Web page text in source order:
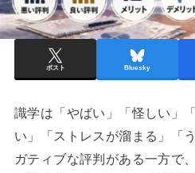
ポスト Bluesky
識学は「やばい」「怪しい」
い」「ストレスが溜まる」「
ガティブな評判がある一方で